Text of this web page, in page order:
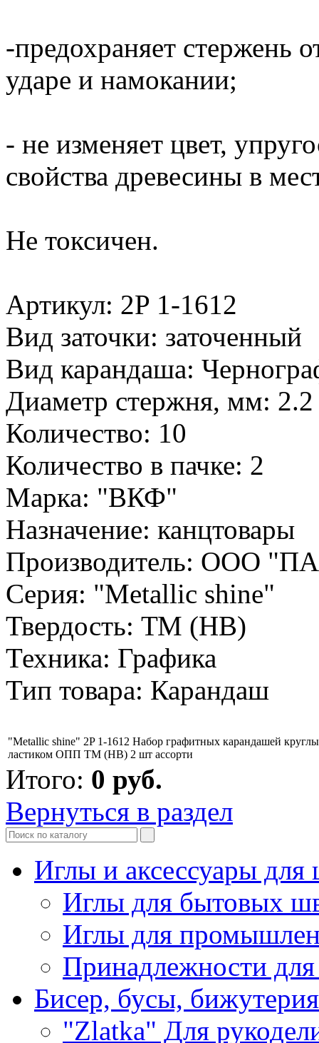
-предохраняет стержень
ударе и намокании;
- не изменяет цвет,
свойства древесины в
Не токсичен.
Артикул: 2P 1-1612
Вид заточки: заточенный
Вид карандаша:
Диаметр стержня, мм: 2.2
Количество: 10
Количество в пачке: 2
Марка: "ВКФ"
Назначение: канцтовары
Производитель: ООО
Серия: "Metallic shine"
Твердость: ТМ (HB)
Техника: Графика
Тип товара: Карандаш
"Metallic shine" 2P 1-1612 Набор графитных карандашей
ластиком ОПП ТМ (HB) 2 шт ассорти
Итого: 0 руб.
Вернуться в раздел
Иглы и аксессуары
Иглы для бытовых
Иглы для
Принадлежности
Бисер, бусы, бижутерия
"Zlatka" Для